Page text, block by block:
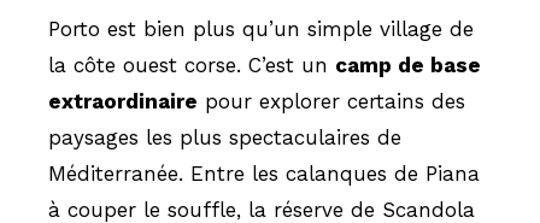
Porto est bien plus qu’un simple village de
la côte ouest corse. C’est un camp de base
extraordinaire pour explorer certains des
paysages les plus spectaculaires de
Méditerranée. Entre les calanques de Piana
à couper le souffle, la réserve de Scandola